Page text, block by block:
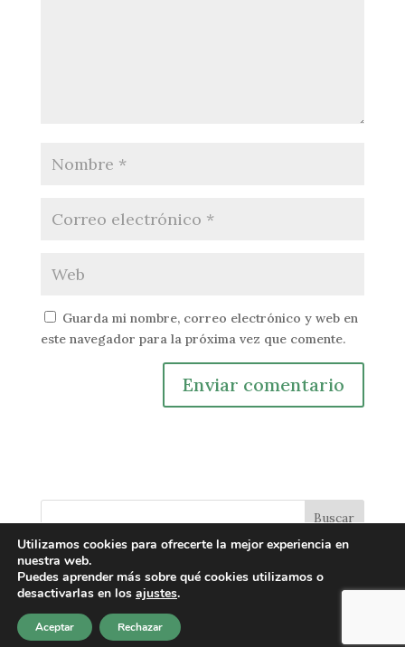
Guarda mi nombre, correo electrónico y web en
este navegador para la próxima vez que comente.
Buscar
@2024 Kaminando Mentes
Privacidad·Aviso de Cookies
Utilizamos cookies para ofrecerte la mejor experiencia en
nuestra web.
Puedes aprender más sobre qué cookies utilizamos o
desactivarlas en los ajustes.
Aceptar Rechazar